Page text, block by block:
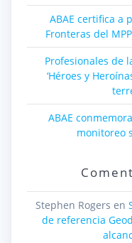
ABAE certifica a
Fronteras del
Profesionales de
‘Héroes y
ABAE
monitoreo
Stephen Rogers en
de referencia